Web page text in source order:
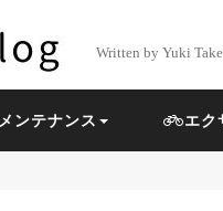
Written by Yuki
メンテナンス エク